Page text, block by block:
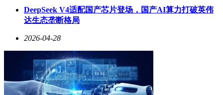
动力方面，乐道L80同样表现出色。后驱版搭载了340kW单电
机，零百加速仅需5.9秒；四驱版则配备了100kW+340kW前后
双电机，综合功率达到了440kW，零百加速更是缩短至4.7
秒。全系标配85kWh电池包，后驱版CLTC续航为605km，四
为便捷、高效的充电体验。底盘方面，乐道L80采用了前双叉
臂、后多连杆独立悬架，并配备了空气悬架和CDC可调阻尼
减震，为用户带来了更为舒适、稳定的驾驶感受。
DeepSeek V4适配国产芯片登场，国产AI算力打破英伟
达生态垄断格局
2026-04-28